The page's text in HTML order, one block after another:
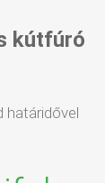
kútfúró
határidővel